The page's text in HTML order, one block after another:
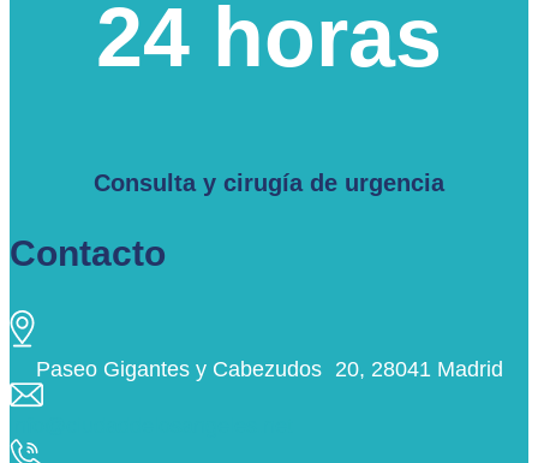
24 horas
Consulta y cirugía de urgencia
Contacto
Paseo Gigantes y Cabezudos 20, 28041 Madrid